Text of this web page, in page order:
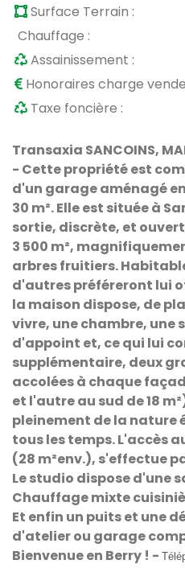
Surface Terrain :
Chauffage :
Assainissement :
Honoraires charge
Taxe foncière :
Transaxia SANCOINS,
- Cette propriété est
d'un garage aménagé
30 m². Elle est située à
sortie, discrète, et
3 500 m²,
arbres fruitiers.
d'autres préféreront lui
la maison dispose, de
vivre, une chambre, une
d'appoint et, ce qui lui
supplémentaire, deux
accolées à chaque
et l'autre au sud de 18
pleinement de la nature
tous les temps. L'accès
(28 m²env.), s'effectue
Le studio dispose d'une
Chauffage mixte
Et enfin un puits et une
d'atelier ou garage
Bienvenue en Berry ! - Télé